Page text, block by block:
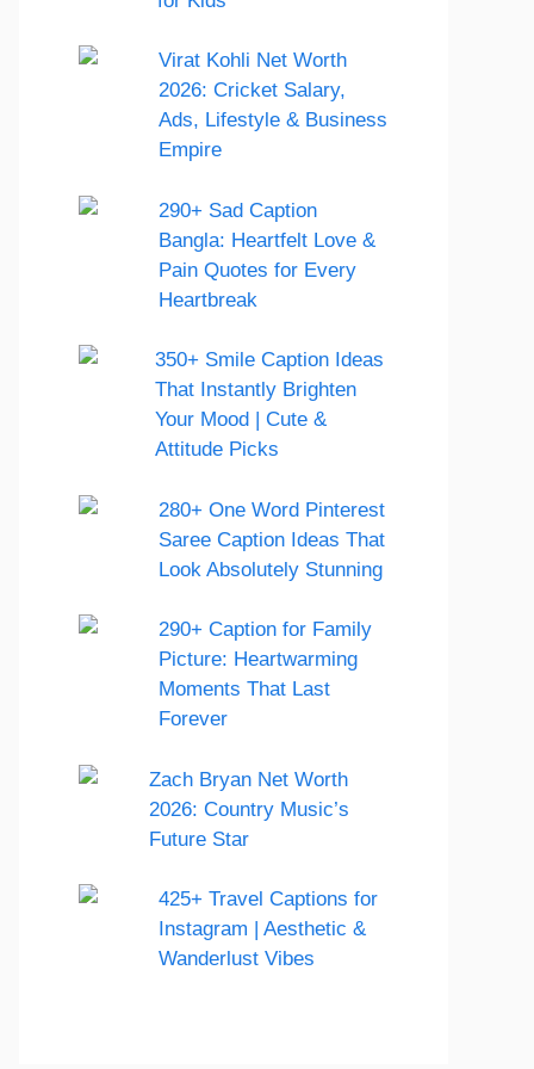
Virat Kohli Net Worth
2026: Cricket Salary,
Ads, Lifestyle & Business
Empire
290+ Sad Caption
Bangla: Heartfelt Love &
Pain Quotes for Every
Heartbreak
350+ Smile Caption Ideas
That Instantly Brighten
Your Mood | Cute &
Attitude Picks
280+ One Word Pinterest
Saree Caption Ideas That
Look Absolutely Stunning
290+ Caption for Family
Picture: Heartwarming
Moments That Last
Forever
Zach Bryan Net Worth
2026: Country Music’s
Future Star
425+ Travel Captions for
Instagram | Aesthetic &
Wanderlust Vibes